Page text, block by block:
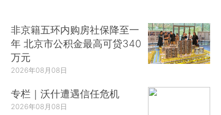
非京籍五环内购房社保降至一
年 北京市公积金最高可贷340
万元
2026年08月08日
专栏｜沃什遭遇信任危机
2026年08月08日